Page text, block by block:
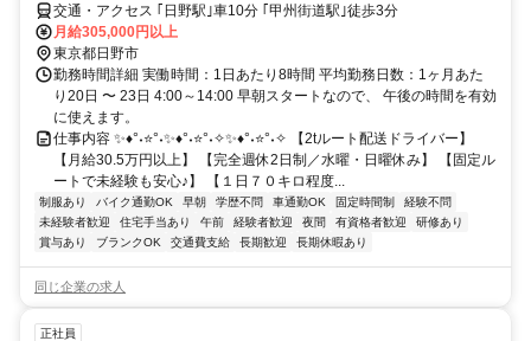
交通・アクセス ｢日野駅｣車10分 ｢甲州街道駅｣徒歩3分
月給305,000円以上
東京都日野市
勤務時間詳細 実働時間：1日あたり8時間 平均勤務日数：1ヶ月あた
り20日 〜 23日 4:00～14:00 早朝スタートなので、 午後の時間を有効
に使えます。
仕事内容 ✨♦°˖⭐°˖✨♦°˖⭐°˖✧✨♦°˖⭐°˖✧ 【2tルート配送ドライバー】
【月給30.5万円以上】 【完全週休2日制／水曜・日曜休み】 【固定ル
ートで未経験も安心♪】 【１日７０キロ程度...
制服あり バイク通勤OK 早朝 学歴不問 車通勤OK 固定時間制
経験不問
未経験者歓迎
住宅手当あり 午前 経験者歓迎 夜間 有資格者歓迎
研修あり
賞与あり
ブランクOK 交通費支給 長期歓迎 長期休暇あり
同じ企業の求人
正社員